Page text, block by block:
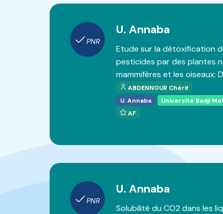
PNR
U. Annaba
Etude sur la détoxification
pesticides par des plantes
mammifères et les oiseaux:
ABDENNOUR Chérif
U. Annaba
Université Badji
AF
PNR
U. Annaba
Solubilité du CO2 dans les